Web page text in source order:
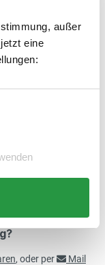
außer
eine
, oder per
Mail